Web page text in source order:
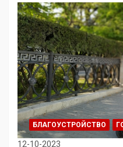
БЛАГОУСТРОЙСТВО
12-10-2023